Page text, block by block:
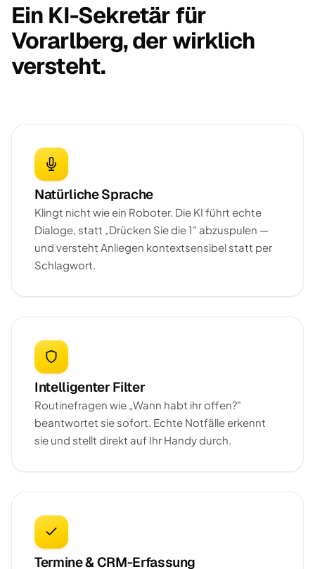
Ein KI-Sekretär für
Vorarlberg, der wirklich
versteht.
Natürliche Sprache
Klingt nicht wie ein Roboter. Die KI führt echte
Dialoge, statt „Drücken Sie die 1" abzuspulen —
und versteht Anliegen kontextsensibel statt per
Schlagwort.
Intelligenter Filter
Routinefragen wie „Wann habt ihr offen?"
beantwortet sie sofort. Echte Notfälle erkennt
sie und stellt direkt auf Ihr Handy durch.
Termine & CRM-Erfassung